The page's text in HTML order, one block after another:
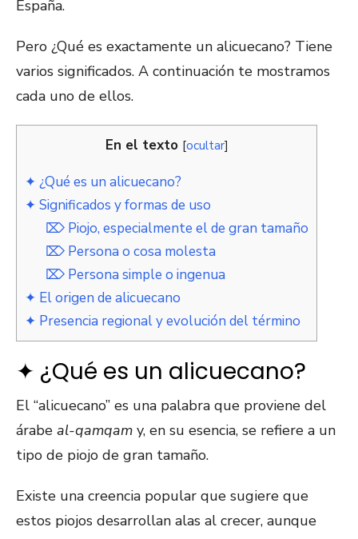
España.
Pero ¿Qué es exactamente un alicuecano? Tiene
varios significados. A continuación te mostramos
cada uno de ellos.
En el texto [ocultar]
✦ ¿Qué es un alicuecano?
✦ Significados y formas de uso
⌦ Piojo, especialmente el de gran tamaño
⌦ Persona o cosa molesta
⌦ Persona simple o ingenua
✦ El origen de alicuecano
✦ Presencia regional y evolución del término
✦ ¿Qué es un alicuecano?
El “alicuecano” es una palabra que proviene del
árabe al-qamqam y, en su esencia, se refiere a un
tipo de piojo de gran tamaño.
Existe una creencia popular que sugiere que
estos piojos desarrollan alas al crecer, aunque